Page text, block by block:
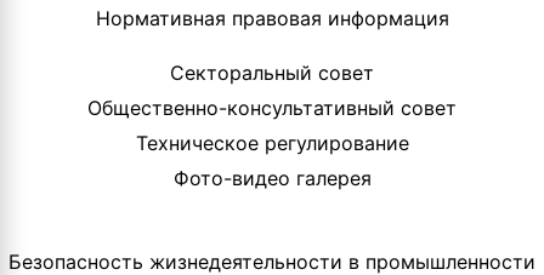
Нормативная правовая информация
Секторальный совет
Общественно-консультативный совет
Техническое регулирование
Фото-видео галерея
Безопасность жизнедеятельности в промышленности